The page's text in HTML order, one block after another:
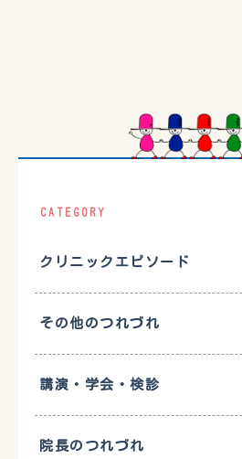
CATEGORY
クリニックエピソード
その他のつれづれ
講演・学会・検診
院長のつれづれ